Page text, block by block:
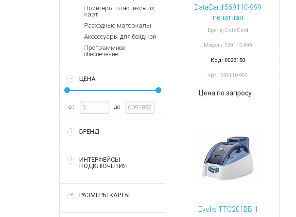
Запасные
Терминалы
оплаты
Зарядные устройства для ноутбуков
Архивные товары
Принтеры пластиковых
карт
Расходные материалы
Аксессуары для бейджей
Программное
обеспечение
ЦЕНА
от до
БРЕНД
ИНТЕРФЕЙСЫ
ПОДКЛЮЧЕНИЯ
РАЗМЕРЫ КАРТЫ
DataCard 569110-999
печатная
термоголовка для
SP75 PLus, CP60 PLus
Бренд: DataCard
Модель: 569110-999
Код: 0023150
Арт.: 569110-999
Цена по запросу
Evolis TTO201BBH